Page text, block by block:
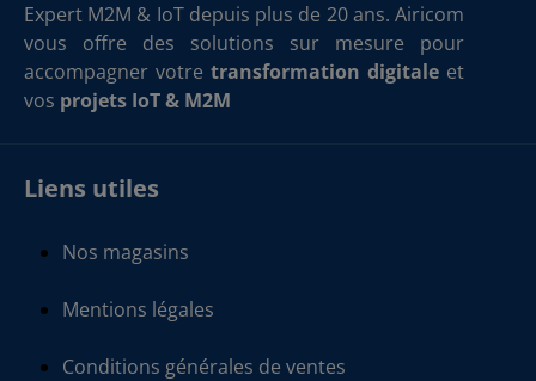
Expert M2M & IoT depuis plus de 20 ans. Airicom
vous offre des solutions sur mesure pour
accompagner votre transformation digitale et
vos projets IoT & M2M
Liens utiles
Nos magasins
Mentions légales
Conditions générales de ventes